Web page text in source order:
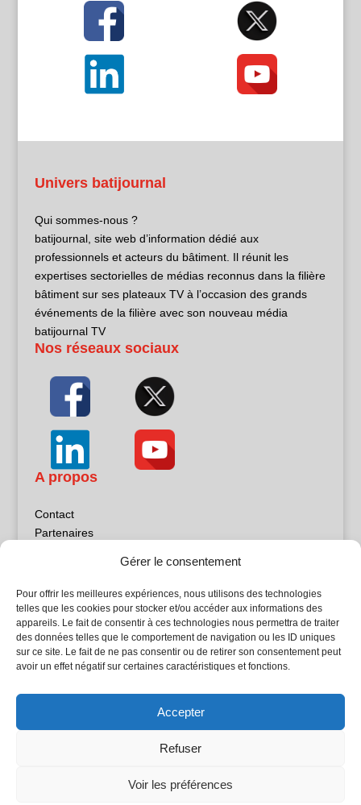
Gérer le consentement
Pour offrir les meilleures expériences, nous utilisons des technologies
telles que les cookies pour stocker et/ou accéder aux informations des
appareils. Le fait de consentir à ces technologies nous permettra de traiter
des données telles que le comportement de navigation ou les ID uniques
sur ce site. Le fait de ne pas consentir ou de retirer son consentement peut
avoir un effet négatif sur certaines caractéristiques et fonctions.
Accepter
Refuser
Voir les préférences
Univers batijournal
Qui sommes-nous ?
batijournal, site web d’information dédié aux
professionnels et acteurs du bâtiment. Il réunit les
expertises sectorielles de médias reconnus dans la filière
bâtiment sur ses plateaux TV à l’occasion des grands
événements de la filière avec son nouveau média
batijournal TV
Nos réseaux sociaux
A propos
Contact
Partenaires
Politique de confidentialité
Sites partenaires
5Façades
Atrium Patrimoine
L'Atelier Bois